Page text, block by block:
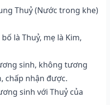
Thuỷ (Nước trong khe)
là Thuỷ, mẹ là Kim,
sinh, không tương
chấp nhận được.
sinh với Thuỷ của